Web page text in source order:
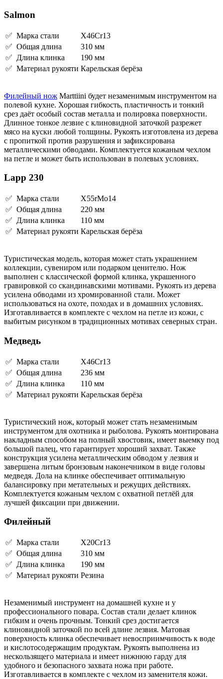
Salmon
✅ Марка стали
X46Cr13
✅ Общая длина
310 мм
✅ Длина клинка
190 мм
✅ Материал рукояти Карельская берёза
Филейный нож Marttiini будет незаменимым инструментом на
полевой кухне. Хорошая гибкость, пластичность и тонкий
срез даёт особый состав металла и полировка поверхности.
Длинное тонкое лезвие с клиновидной заточкой разрежет
мясо на куски любой толщины. Рукоять изготовлена из дерева
с пропиткой против разрушения и зафиксирована
металлическими обводами. Комплектуется кожаным чехлом
на петле и может быть использован в полевых условиях.
Lapp 230
✅ Марка стали
X55rMo14
✅ Общая длина
220 мм
✅ Длина клинка
110 мм
✅ Материал рукояти Карельская берёза
Туристическая модель, которая может стать украшением
коллекции, сувениром или подарком ценителю. Нож
выполнен с классической формой клинка, украшенного
гравировкой со скандинавскими мотивами. Рукоять из дерева
усилена обводами из хромированной стали. Может
использоваться на охоте, походах и в домашних условиях.
Изготавливается в комплекте с чехлом на петле из кожи, с
выбитым рисунком в традиционных мотивах северных стран.
Медведь
✅ Марка стали
X46Cr13
✅ Общая длина
236 мм
✅ Длина клинка
110 мм
✅ Материал рукояти Карельская берёза
Туристический нож, который может стать незаменимым
инструментом для охотника и рыболова. Рукоять монтирована
накладным способом на полный хвостовик, имеет выемку под
большой палец, что гарантирует хороший захват. Также
конструкция усилена металлическим обводом у лезвия и
завершена литым бронзовым наконечником в виде головы
медведя. Дола на клинке обеспечивает оптимальную
балансировку при метательных и режущих действиях.
Комплектуется кожаным чехлом с охватной петлёй для
лучшей фиксации при движении.
Филейный
✅ Марка стали
X20Cr13
✅ Общая длина
310 мм
✅ Длина клинка
190 мм
✅ Материал рукояти Резина
Незаменимый инструмент на домашней кухне и у
профессионального повара. Состав стали делает клинок
гибким и очень прочным. Тонкий срез достигается
клиновидной заточкой по всей длине лезвия. Матовая
поверхность клинка обеспечивает невосприимчивость к воде
и кислотосодержащим продуктам. Рукоять выполнена из
нескользящего материала и имеет нижнюю гарду для
удобного и безопасного захвата ножа при работе.
Изготавливается в комплекте с чехлом из заменителя кожи.